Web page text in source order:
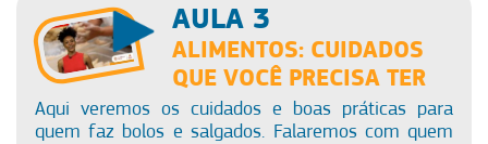
AULA 3
ALIMENTOS: CUIDADOS
QUE VOCÊ PRECISA TER
Aqui veremos os cuidados e boas práticas para
quem faz bolos e salgados. Falaremos com quem